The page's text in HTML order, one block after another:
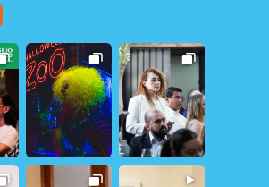
1 264 1